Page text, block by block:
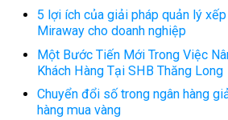
5 lợi ích của giải pháp quản lý
Miraway cho doanh nghiệp
Một Bước Tiến Mới Trong Việc
Khách Hàng Tại SHB Thăng Long
Chuyển đổi số trong ngân hàng
hàng mua vàng